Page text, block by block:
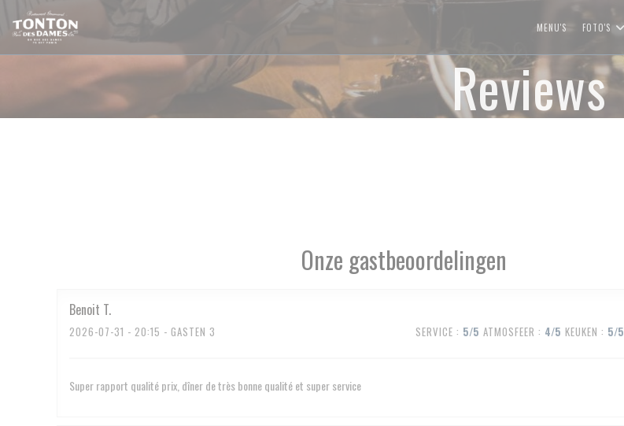
Cookies beheer paneel
MENU'S FOTO'S
Reviews
Onze gastbeoordelingen
Benoit T
2026-07-31 - 20:15 - GASTEN 3 SERVICE : 5/5 ATMOSFEER : 4/5 KEUKEN : 5/5
Super rapport qualité prix, dîner de très bonne qualité et super service